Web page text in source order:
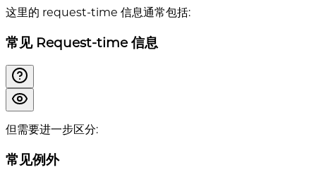
这里的 request-time 信息通常包括:
常见 Request-time 信息
但需要进一步区分:
常见例外